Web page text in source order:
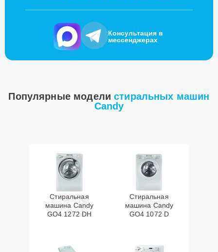
Консультация в
мессенджерах
Популярные моделистиральных машин
Candy
Стиральная
машина Candy
GO4 1272 DH
Стиральная
машина Candy
GO4 1072 D